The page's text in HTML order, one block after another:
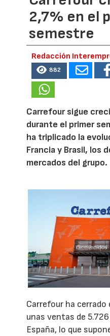
2,7% en el
semestre
Redacción
882
Carrefour sigue
durante el primer
ha triplicado la
Francia y Brasil, los
mercados del grupo.
Carrefour ha
unas ventas de
España, lo que